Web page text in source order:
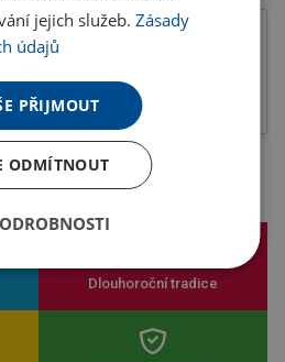
Výprodej
Dlouhoroční tradice
jejich služeb.Zásady
údajů
PŘIJMOUT
ODMÍTNOUT